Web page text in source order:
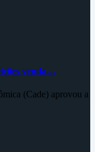
venda…
(Cade) aprovou a